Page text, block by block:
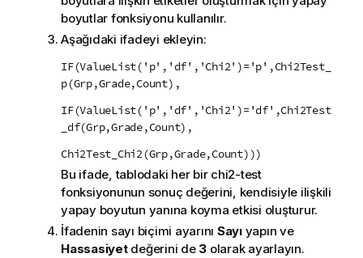
boyutlar fonksiyonu kullanılır.
Aşağıdaki ifadeyi ekleyin:
IF(ValueList('p','df','Chi2')='p',Chi2Test_
p(Grp,Grade,Count),
IF(ValueList('p','df','Chi2')='df',Chi2Test
_df(Grp,Grade,Count),
Chi2Test_Chi2(Grp,Grade,Count)))
Bu ifade, tablodaki her bir chi2-test
fonksiyonunun sonuç değerini, kendisiyle ilişkili
yapay boyutun yanına koyma etkisi oluşturur.
İfadenin sayı biçimi ayarını Sayıyapın ve
Hassasiyetdeğerini de 3 olarak ayarlayın.